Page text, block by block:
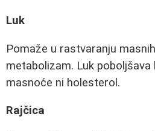
Luk
Pomaže u rastvaranju
metabolizam. Luk
masnoće ni holesterol.
Rajčica